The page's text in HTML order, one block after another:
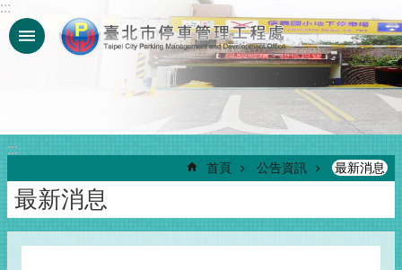
跳到主要內容區塊
:::
:::
首頁 公告資訊 最新消息
最新消息